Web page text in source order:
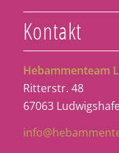
Kontakt
Hebammenteam
Ritterstr. 48
67063